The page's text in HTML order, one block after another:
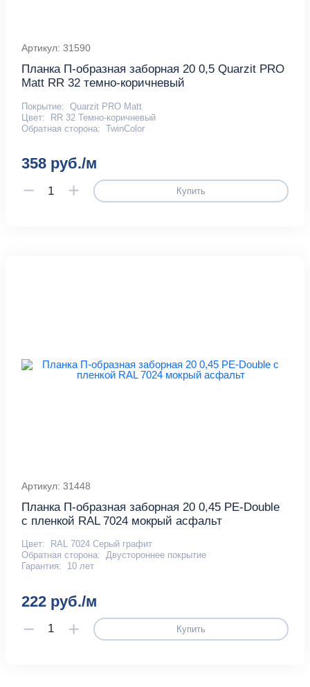
Артикул: 31590
Планка П-образная заборная 20 0,5 Quarzit PRO
Matt RR 32 темно-коричневый
Покрытие: Quarzit PRO Matt
Цвет:
RR 32 Темно-коричневый
Обратная сторона: TwinColor
358 руб./м
Купить
Артикул: 31448
Планка П-образная заборная 20 0,45 PE-Double
с пленкой RAL 7024 мокрый асфальт
Цвет:
RAL 7024 Серый графит
Обратная сторона: Двустороннее покрытие
Гарантия:
10 лет
222 руб./м
Купить